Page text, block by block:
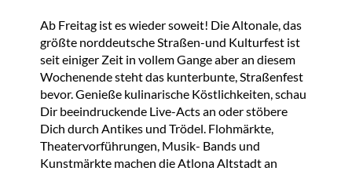
Ab Freitag ist es wieder soweit! Die Altonale, das
größte norddeutsche Straßen-und Kulturfest ist
seit einiger Zeit in vollem Gange aber an diesem
Wochenende steht das kunterbunte, Straßenfest
bevor. Genieße kulinarische Köstlichkeiten, schau
Dir beeindruckende Live-Acts an oder stöbere
Dich durch Antikes und Trödel. Flohmärkte,
Theatervorführungen, Musik- Bands und
Kunstmärkte machen die Atlona Altstadt an